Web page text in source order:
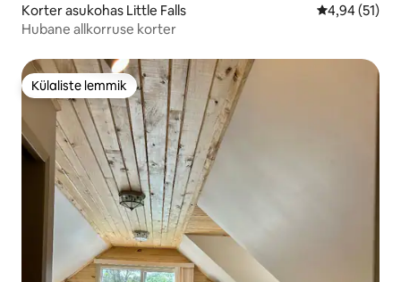
Korter asukohas Little Falls Keskmine
4,94 (51)
Hubane allkorruse korter
Külaliste lemmik
Külaliste lemmik